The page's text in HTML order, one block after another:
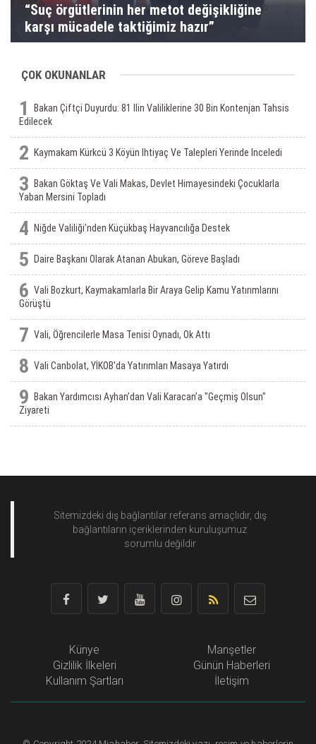
“Suç örgütlerinin her metot değişikliğine
karşı mücadele taktiğimiz hazır”
ÇOK OKUNANLAR
1
Bakan Çiftçi Duyurdu: 81 Ilin Valiliklerine 30 Bin Kontenjan Tahsis
Edilecek
2 Kaymakam Kürkcü 3 Köyün Ihtiyaç Ve Talepleri Yerinde Inceledi
3
Bakan Göktaş Ve Vali Makas, Devlet Himayesindeki Çocuklarla
Yaban Mersini Topladı
4 Niğde Valiliği’nden Küçükbaş Hayvancılığa Destek
5 Daire Başkanı Olarak Atanan Abukan, Göreve Başladı
6 Vali Bozkurt, Kaymakamlarla Bir Araya Gelip Kamu Yatırımlarını
Görüştü
7 Vali, Öğrencilerle Masa Tenisi Oynadı, Ok Attı
8 Vali Canbolat, YİKOB'da Yatırımları Masaya Yatırdı
9
Bakan Yardımcısı Ayhan’dan Vali Karacan’a "Geçmiş Olsun"
Ziyareti
Sitemizdeki dış bağlantılar referans amaçlıdır, dış
bağlantıların içeriklerinden kuruluşumuz
sorumlu değildir
Künye
Gizlilik İlkeleri
Kullanım Şartları
Manşetler
Günün Haberleri
İletişim